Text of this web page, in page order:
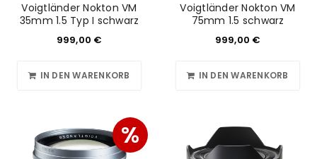
Voigtländer Nokton VM
35mm 1.5 Typ I schwarz
999,00 €
IN DEN WARENKORB
Voigtländer Nokton VM
75mm 1.5 schwarz
999,00 €
IN DEN WARENKORB
%